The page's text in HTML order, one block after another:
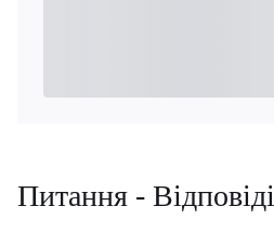
Питання - Відповіді